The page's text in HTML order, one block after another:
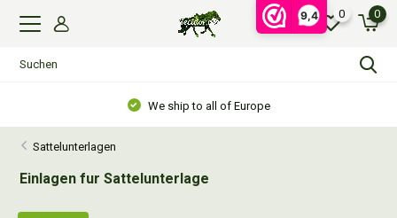
9,4 0 0
We ship to all of Europe
Sattelunterlagen
Einlagen fur Sattelunterlage